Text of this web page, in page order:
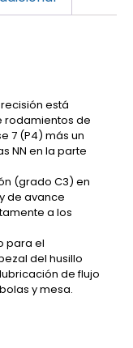
está
rodamientos de
7 (P4) más un
NN en la parte
(grado C3) en
de avance
a los
para el
del husillo
de flujo
y mesa.